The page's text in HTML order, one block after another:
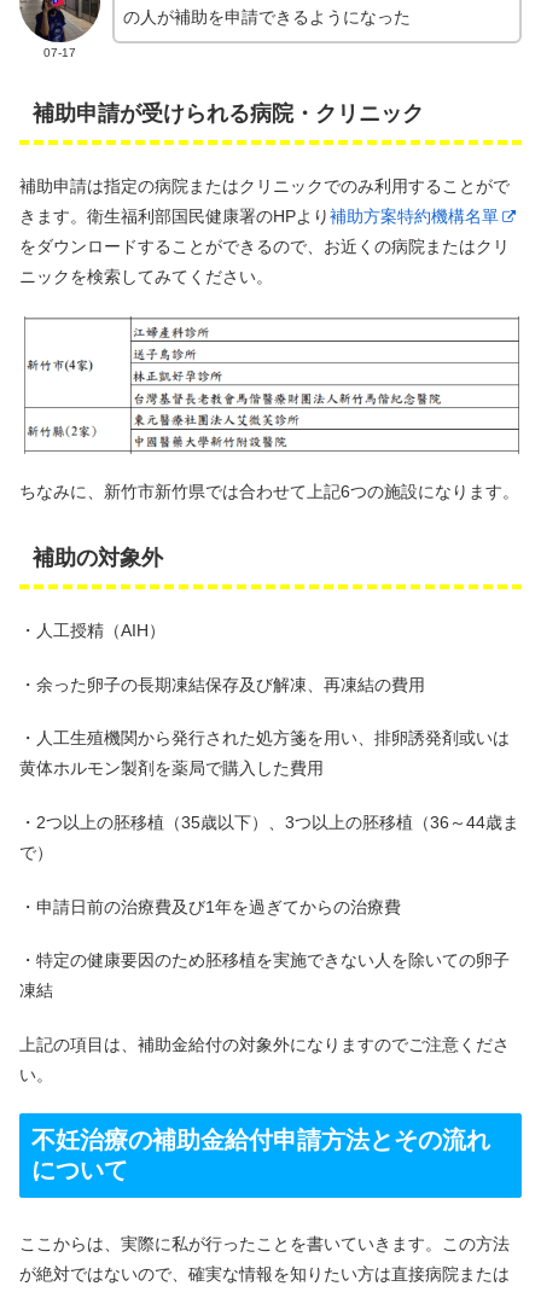
07-17
の人が補助を申請できるようになった
補助申請が受けられる病院・クリニック
補助申請は指定の病院またはクリニックでのみ利用することがで
きます。衛生福利部国民健康署のHPより補助方案特約機構名單
をダウンロードすることができるので、お近くの病院またはクリ
ニックを検索してみてください。
ちなみに、新竹市新竹県では合わせて上記6つの施設になります。
補助の対象外
・人工授精（AIH）
・余った卵子の長期凍結保存及び解凍、再凍結の費用
・人工生殖機関から発行された処方箋を用い、排卵誘発剤或いは
黄体ホルモン製剤を薬局で購入した費用
・2つ以上の胚移植（35歳以下）、3つ以上の胚移植（36～44歳ま
で）
・申請日前の治療費及び1年を過ぎてからの治療費
・特定の健康要因のため胚移植を実施できない人を除いての卵子
凍結
上記の項目は、補助金給付の対象外になりますのでご注意くださ
い。
不妊治療の補助金給付申請方法とその流れ
について
ここからは、実際に私が行ったことを書いていきます。この方法
が絶対ではないので、確実な情報を知りたい方は直接病院または